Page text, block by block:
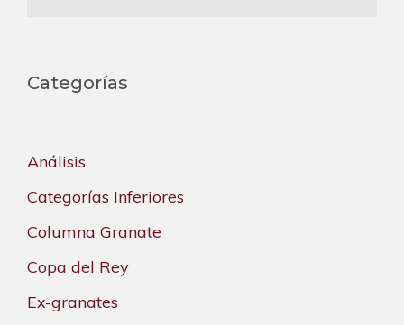
Categorías
Análisis
Categorías Inferiores
Columna Granate
Copa del Rey
Ex-granates